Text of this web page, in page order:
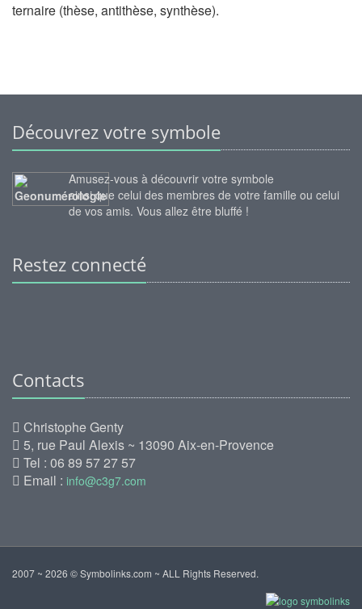
ternaire (thèse, antithèse, synthèse).
Découvrez votre symbole
Amusez-vous à découvrir votre symbole
ainsi que celui des membres de votre famille ou celui
de vos amis. Vous allez être bluffé !
Restez connecté
Contacts
Christophe Genty
5, rue Paul Alexis ~ 13090 Aix-en-Provence
Tel : 06 89 57 27 57
Email : info@c3g7.com
2007 ~ 2026 © Symbolinks.com ~ ALL Rights Reserved.